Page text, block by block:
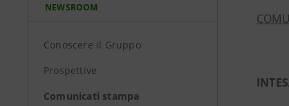
NEWSROOM
Conoscere il Gruppo
Prospettive
Comunicati stampa